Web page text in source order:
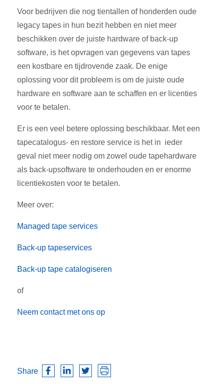
Voor bedrijven die nog tientallen of honderden oude
legacy tapes in hun bezit hebben en niet meer
beschikken over de juiste hardware of back-up
software, is het opvragen van gegevens van tapes
een kostbare en tijdrovende zaak. De enige
oplossing voor dit probleem is om de juiste oude
hardware en software aan te schaffen en er licenties
voor te betalen.
Er is een veel betere oplossing beschikbaar. Met een
tapecatalogus- en restore service is het in ieder
geval niet meer nodig om zowel oude tapehardware
als back-upsoftware te onderhouden en er enorme
licentiekosten voor te betalen.
Meer over:
Managed tape services
Back-up tapeservices
Back-up tape catalogiseren
of
Neem contact met ons op
Share